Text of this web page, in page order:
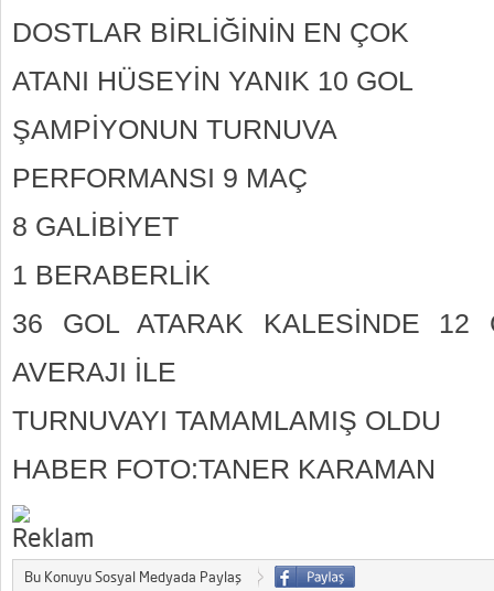
DOSTLAR BİRLİĞİNİN EN ÇOK
ATANI HÜSEYİN YANIK 10 GOL
ŞAMPİYONUN TURNUVA
PERFORMANSI 9 MAÇ
8 GALİBİYET
1 BERABERLİK
36 GOL ATARAK KALESİNDE 12
AVERAJI İLE
TURNUVAYI TAMAMLAMIŞ OLDU
HABER FOTO:TANER KARAMAN
Bu Konuyu Sosyal Medyada Paylaş